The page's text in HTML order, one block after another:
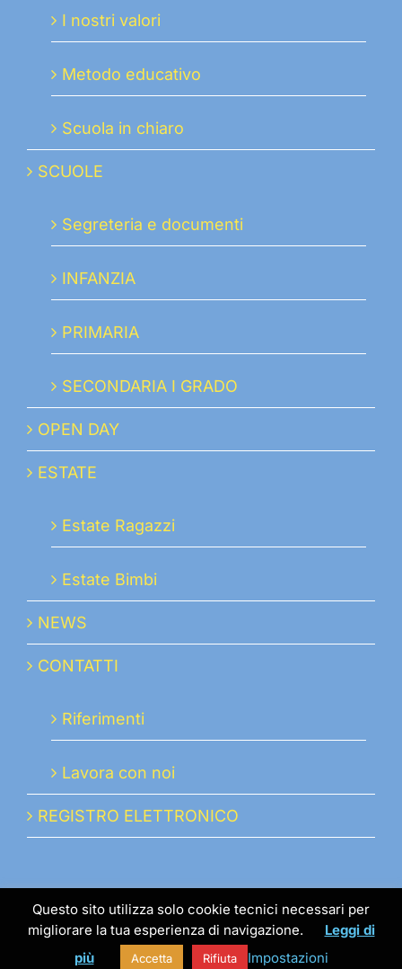
I nostri valori
Metodo educativo
Scuola in chiaro
SCUOLE
Segreteria e documenti
INFANZIA
PRIMARIA
SECONDARIA I GRADO
OPEN DAY
ESTATE
Estate Ragazzi
Estate Bimbi
NEWS
CONTATTI
Riferimenti
Lavora con noi
REGISTRO ELETTRONICO
© 2019 istmabo.it | Istituto Maria Ausiliatrice | P.IVA
00445660343
Questo sito utilizza solo cookie tecnici necessari per
migliorare la tua esperienza di navigazione.
Leggi di
più
Accetta Rifiuta Impostazioni